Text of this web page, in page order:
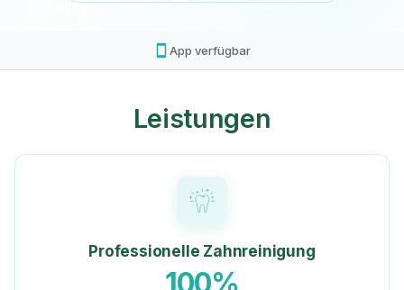
smartphone App verfügbar
Leistungen
Professionelle Zahnreinigung